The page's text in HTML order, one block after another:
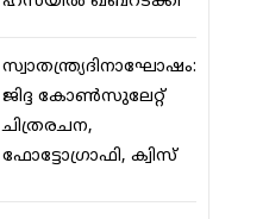
സ്വാതന്ത്ര്യദിനാഘോഷം:
ജിദ്ദ കോണ്‍സുലേറ്റ്
ചിത്രരചന,
ഫോട്ടോഗ്രാഫി, ക്വിസ്